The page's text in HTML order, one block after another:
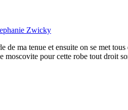
Zwicky
de ma tenue et ensuite on se met
moscovite pour cette robe tout droit